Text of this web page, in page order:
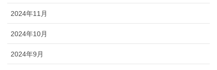
2024年11月
2024年10月
2024年9月